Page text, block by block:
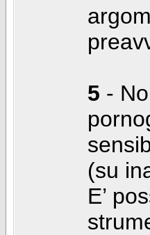
5 -
(su
E’